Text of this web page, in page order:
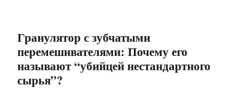
Гранулятор с зубчатыми
перемешивателями: Почему его
называют “убийцей нестандартного
сырья”?